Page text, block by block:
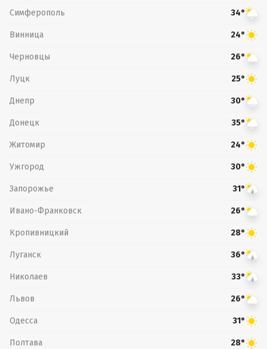
Симферополь 34°
Винница 24°
Черновцы 26°
Луцк 25°
Днепр 30°
Донецк 35°
Житомир 24°
Ужгород 30°
Запорожье 31°
Ивано-Франковск 26°
Кропивницкий 28°
Луганск 36°
Николаев 33°
Львов 26°
Одесса 31°
Полтава 28°